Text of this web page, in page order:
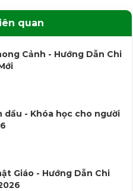
quan
Cảnh - Hướng Dẫn Chi
dầu - Khóa học cho người
Giáo - Hướng Dẫn Chi